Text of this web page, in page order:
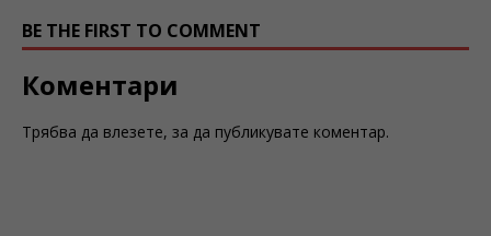
BE THE FIRST TO COMMENT
Коментари
Трябва да влезете, за да публикувате коментар.